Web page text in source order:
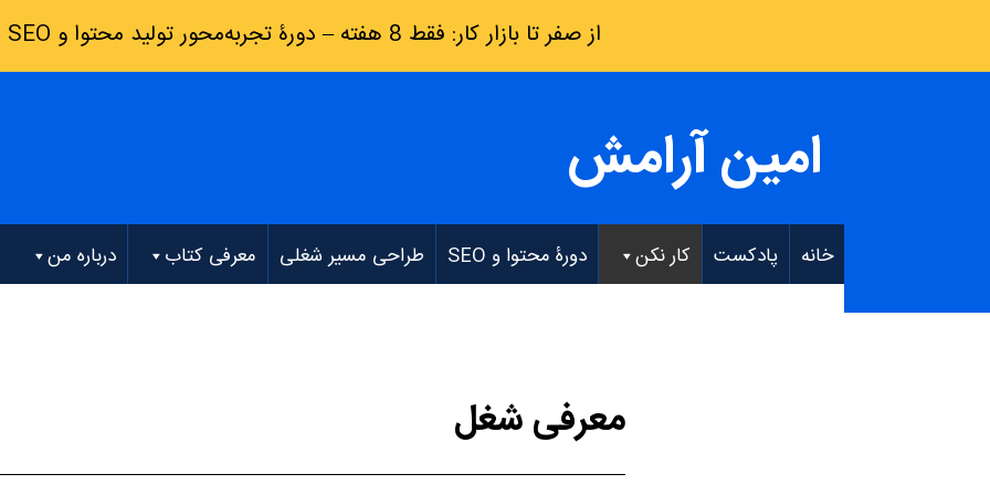
از صفر تا بازار کار: فقط 8 هفته – دورۀ تجربه‌محور تولید محتوا و SEO
امین آرامش
خانه پادکست کار نکن دورۀ محتوا و SEO طراحی مسیر شغلی معرفی کتاب درباره من
معرفی شغل